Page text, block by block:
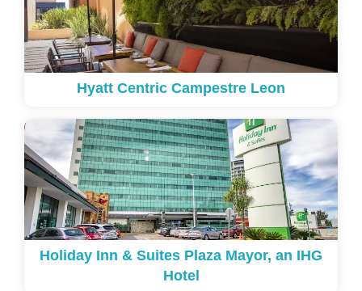
Hyatt Centric Campestre Leon
Holiday Inn & Suites Plaza Mayor, an IHG
Hotel